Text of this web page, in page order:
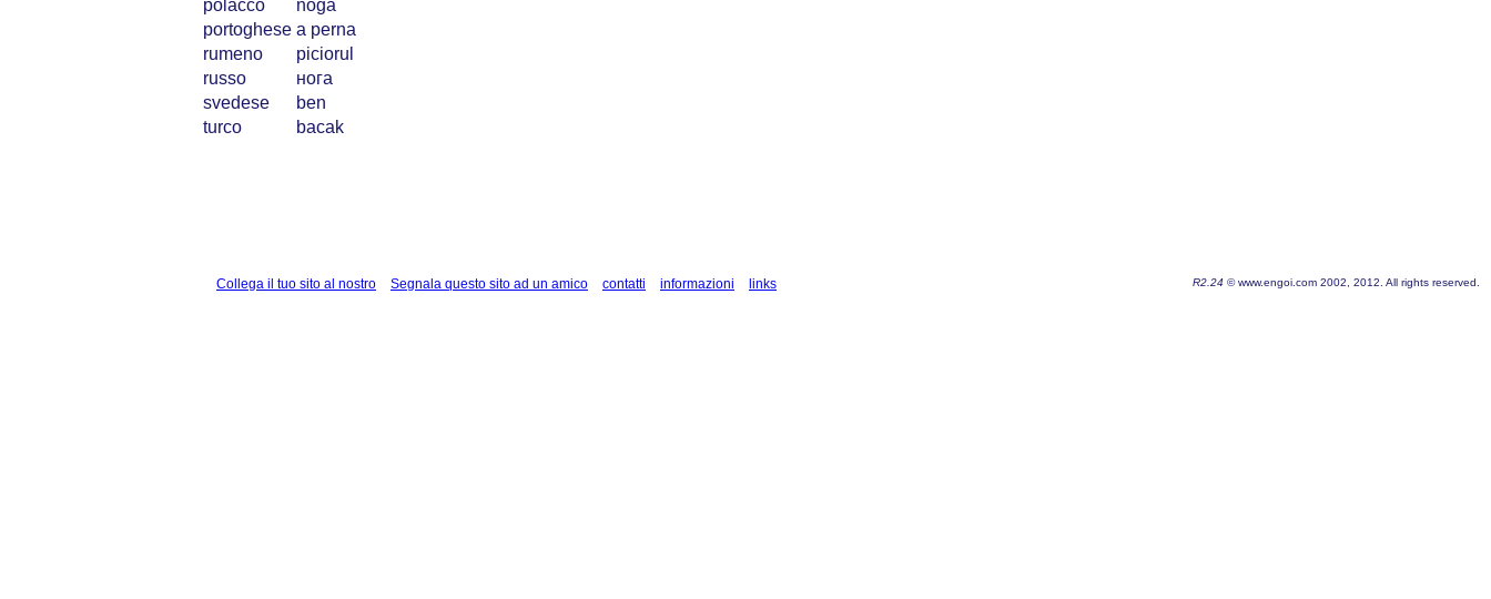
polacco
noga
portoghese a perna
rumeno
piciorul
russo
нога
svedese
ben
turco
bacak
Collega il tuo sito al nostro Segnala questo sito ad un amico contatti informazioni links R2.24 © www.engoi.com 2002, 2012. All rights reserved.